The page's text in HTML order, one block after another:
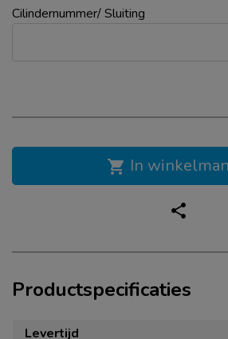
Productspecificaties
Levertijd
Cilindernummer/ Sluiting
shopping_cart In
share